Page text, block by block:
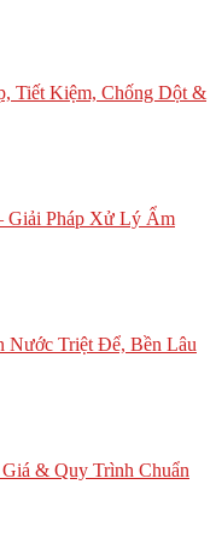
Tiết Kiệm, Chống Dột &
Giải Pháp Xử Lý Ẩm
Nước Triệt Để, Bền Lâu
& Quy Trình Chuẩn